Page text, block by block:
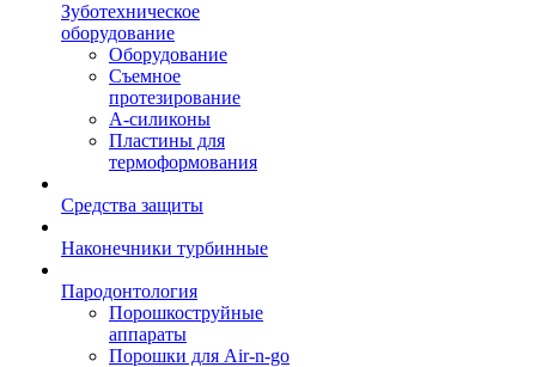
Зуботехническое
оборудование
Оборудование
Съемное
протезирование
А-силиконы
Пластины для
термоформования
Средства защиты
Наконечники турбинные
Пародонтология
Порошкоструйные
аппараты
Порошки для Air-n-go